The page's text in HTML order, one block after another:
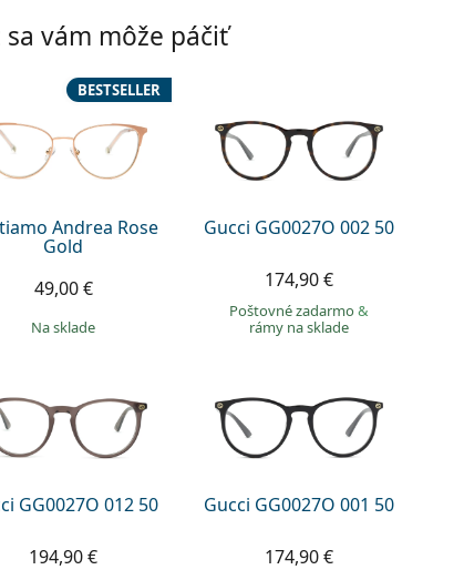
sa vám môže páčiť
Andrea Rose
Gold
BESTSELLER
49,00 €
na sklade
Gucci GG0027O 002 50
174,90 €
Poštovné zadarmo&
rámy na sklade
GG0027O 012 50
194,90 €
Gucci GG0027O 001 50
174,90 €